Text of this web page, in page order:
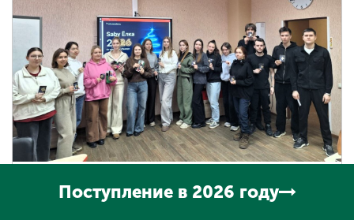
Мероприятие с участием
представителей одного из крупнейших
Поступление в 2026 году